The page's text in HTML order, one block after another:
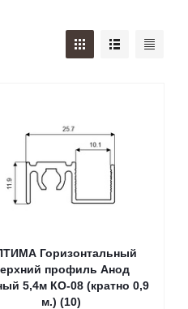
Горизонтальный
профиль Анод
5,4м КО-08 (кратно 0,9
м.) (10)